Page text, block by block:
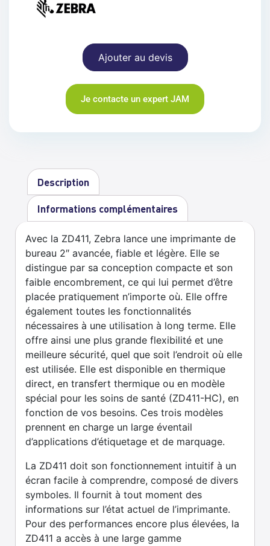
Ajouter au devis
Je contacte un expert JAM
Description
Informations complémentaires
Avec la ZD411, Zebra lance une imprimante de
bureau 2″ avancée, fiable et légère. Elle se
distingue par sa conception compacte et son
faible encombrement, ce qui lui permet d’être
placée pratiquement n’importe où. Elle offre
également toutes les fonctionnalités
nécessaires à une utilisation à long terme. Elle
offre ainsi une plus grande flexibilité et une
meilleure sécurité, quel que soit l’endroit où elle
est utilisée. Elle est disponible en thermique
direct, en transfert thermique ou en modèle
spécial pour les soins de santé (ZD411-HC), en
fonction de vos besoins. Ces trois modèles
prennent en charge un large éventail
d’applications d’étiquetage et de marquage.
La ZD411 doit son fonctionnement intuitif à un
écran facile à comprendre, composé de divers
symboles. Il fournit à tout moment des
informations sur l’état actuel de l’imprimante.
Pour des performances encore plus élevées, la
ZD411 a accès à une large gamme